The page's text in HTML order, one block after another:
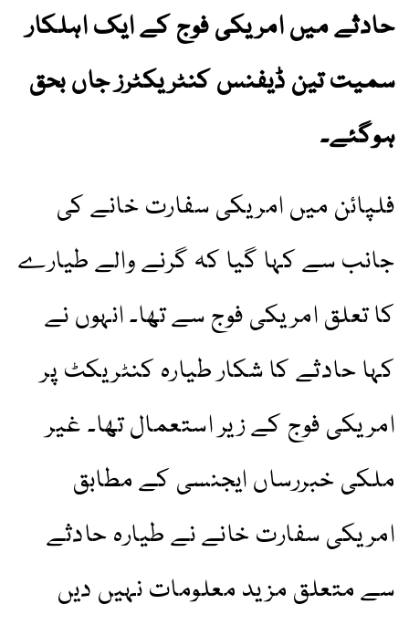
حادثے میں امریکی فوج کے ایک اہلکار
سمیت تین ڈیفنس کنٹریکٹرز جاں بحق
ہوگئے۔
فلپائن میں امریکی سفارت خانے کی
جانب سے کہا گیا کہ گرنے والے طیارے
کا تعلق امریکی فوج سے تھا۔ انہوں نے
کہا حادثے کا شکار طیارہ کنٹریکٹ پر
امریکی فوج کے زیر استعمال تھا۔ غیر
ملکی خبررساں ایجنسی کے مطابق
امریکی سفارت خانے نے طیارہ حادثے
سے متعلق مزید معلومات نہیں دیں